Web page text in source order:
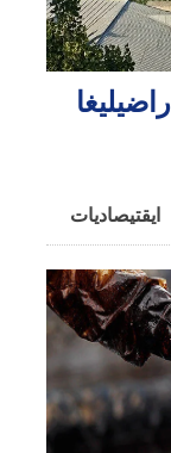
ایقتیصادیات